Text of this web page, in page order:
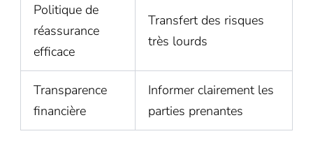
Politique de
réassurance
efficace
Transfert des risques
très lourds
Transparence
financière
Informer clairement les
parties prenantes